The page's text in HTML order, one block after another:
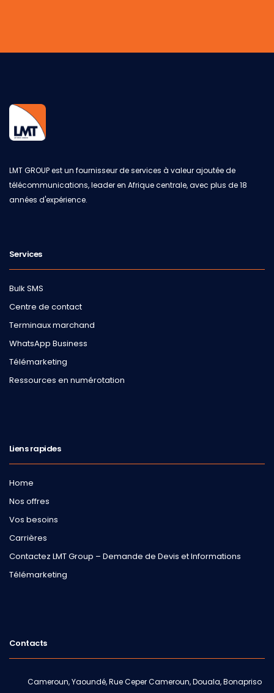
LMT GROUP est un fournisseur de services à valeur ajoutée de
télécommunications, leader en Afrique centrale, avec plus de 18
années d'expérience.
Services
Bulk SMS
Centre de contact
Terminaux marchand
WhatsApp Business
Télémarketing
Ressources en numérotation
Liens rapides
Home
Nos offres
Vos besoins
Carrières
Contactez LMT Group – Demande de Devis et Informations
Télémarketing
Contacts
Cameroun, Yaoundé, Rue Ceper Cameroun, Douala, Bonapriso